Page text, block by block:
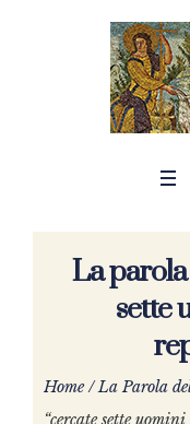
La
sette
Home /La Parola
“cercate sette